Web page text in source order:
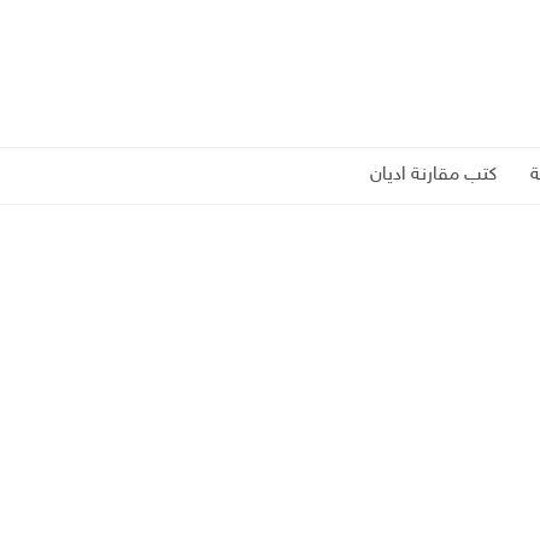
كتب مقارنة اديان